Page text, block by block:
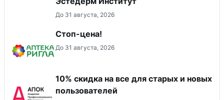
До 31 августа, 2026
Стоп-цена!
До 31 августа, 2026
10% скидка на все для старых и новых
пользователей